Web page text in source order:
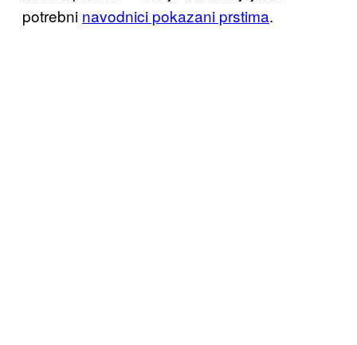
potrebni navodnici pokazani prstima.